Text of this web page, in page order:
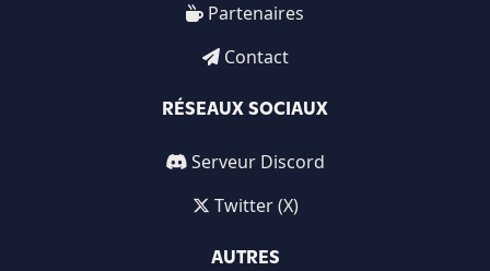
Partenaires
Contact
RÉSEAUX SOCIAUX
Serveur Discord
Twitter (X)
AUTRES